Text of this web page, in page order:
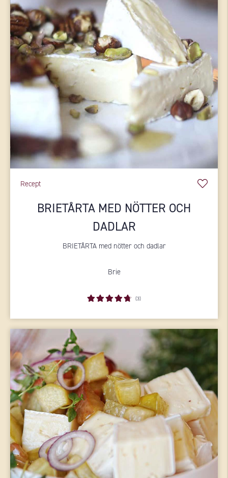
Recept
BRIETÅRTA MED NÖTTER OCH
DADLAR
BRIETÅRTA med nötter och dadlar
Brie
(3)